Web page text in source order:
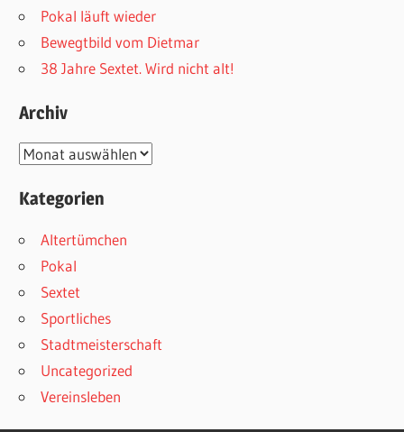
Pokal läuft wieder
Bewegtbild vom Dietmar
38 Jahre Sextet. Wird nicht alt!
Archiv
Archiv
Kategorien
Altertümchen
Pokal
Sextet
Sportliches
Stadtmeisterschaft
Uncategorized
Vereinsleben